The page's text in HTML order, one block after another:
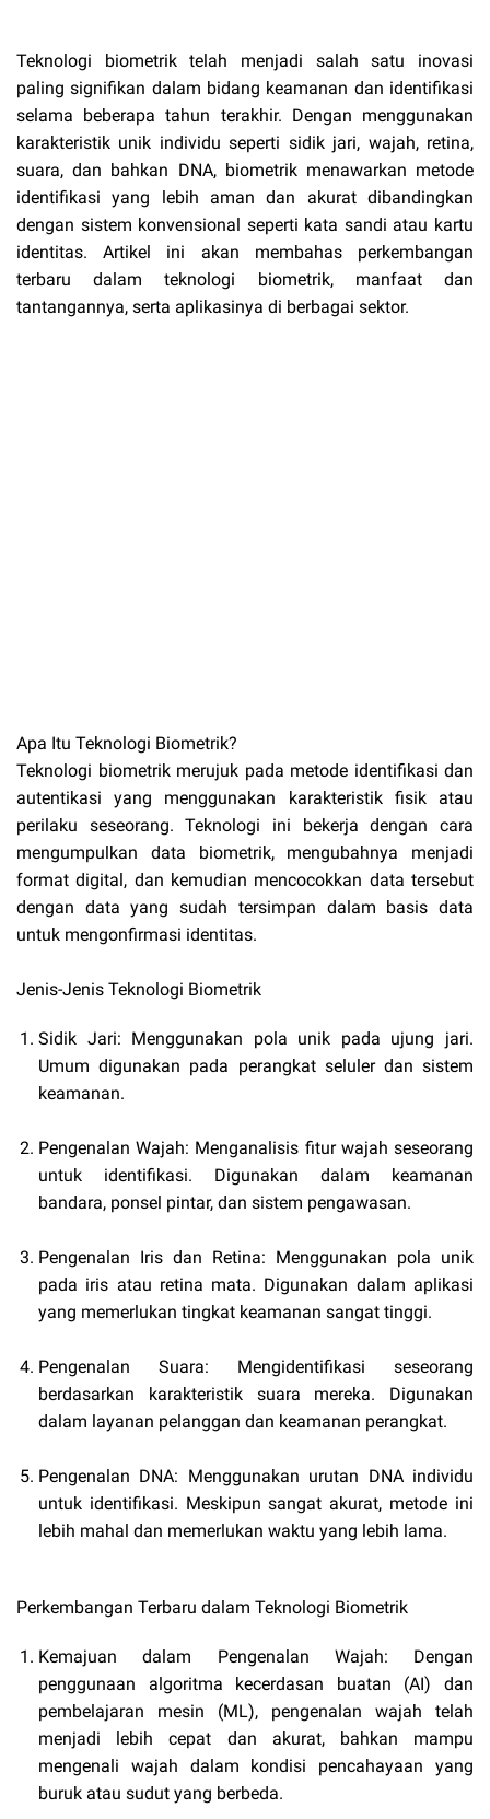
Teknologi biometrik telah menjadi salah satu inovasi
paling signifikan dalam bidang keamanan dan identifikasi
selama beberapa tahun terakhir. Dengan menggunakan
karakteristik unik individu seperti sidik jari, wajah, retina,
suara, dan bahkan DNA, biometrik menawarkan metode
identifikasi yang lebih aman dan akurat dibandingkan
dengan sistem konvensional seperti kata sandi atau kartu
identitas. Artikel ini akan membahas perkembangan
terbaru dalam teknologi biometrik, manfaat dan
tantangannya, serta aplikasinya di berbagai sektor.
Apa Itu Teknologi Biometrik?
Teknologi biometrik merujuk pada metode identifikasi dan
autentikasi yang menggunakan karakteristik fisik atau
perilaku seseorang. Teknologi ini bekerja dengan cara
mengumpulkan data biometrik, mengubahnya menjadi
format digital, dan kemudian mencocokkan data tersebut
dengan data yang sudah tersimpan dalam basis data
untuk mengonfirmasi identitas.
Jenis-Jenis Teknologi Biometrik
Sidik Jari: Menggunakan pola unik pada ujung jari.
Umum digunakan pada perangkat seluler dan sistem
keamanan.
Pengenalan Wajah: Menganalisis fitur wajah seseorang
untuk identifikasi. Digunakan dalam keamanan
bandara, ponsel pintar, dan sistem pengawasan.
Pengenalan Iris dan Retina: Menggunakan pola unik
pada iris atau retina mata. Digunakan dalam aplikasi
yang memerlukan tingkat keamanan sangat tinggi.
Pengenalan Suara: Mengidentifikasi seseorang
berdasarkan karakteristik suara mereka. Digunakan
dalam layanan pelanggan dan keamanan perangkat.
Pengenalan DNA: Menggunakan urutan DNA individu
untuk identifikasi. Meskipun sangat akurat, metode ini
lebih mahal dan memerlukan waktu yang lebih lama.
Perkembangan Terbaru dalam Teknologi Biometrik
Kemajuan dalam Pengenalan Wajah: Dengan
penggunaan algoritma kecerdasan buatan (AI) dan
pembelajaran mesin (ML), pengenalan wajah telah
menjadi lebih cepat dan akurat, bahkan mampu
mengenali wajah dalam kondisi pencahayaan yang
buruk atau sudut yang berbeda.